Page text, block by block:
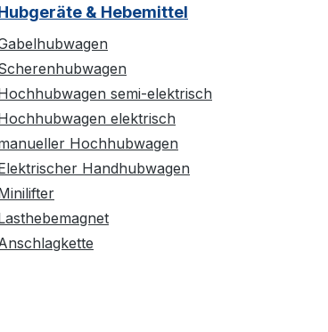
& Hebemittel
semi-elektrisch
elektrisch
Hochhubwagen
Handhubwagen